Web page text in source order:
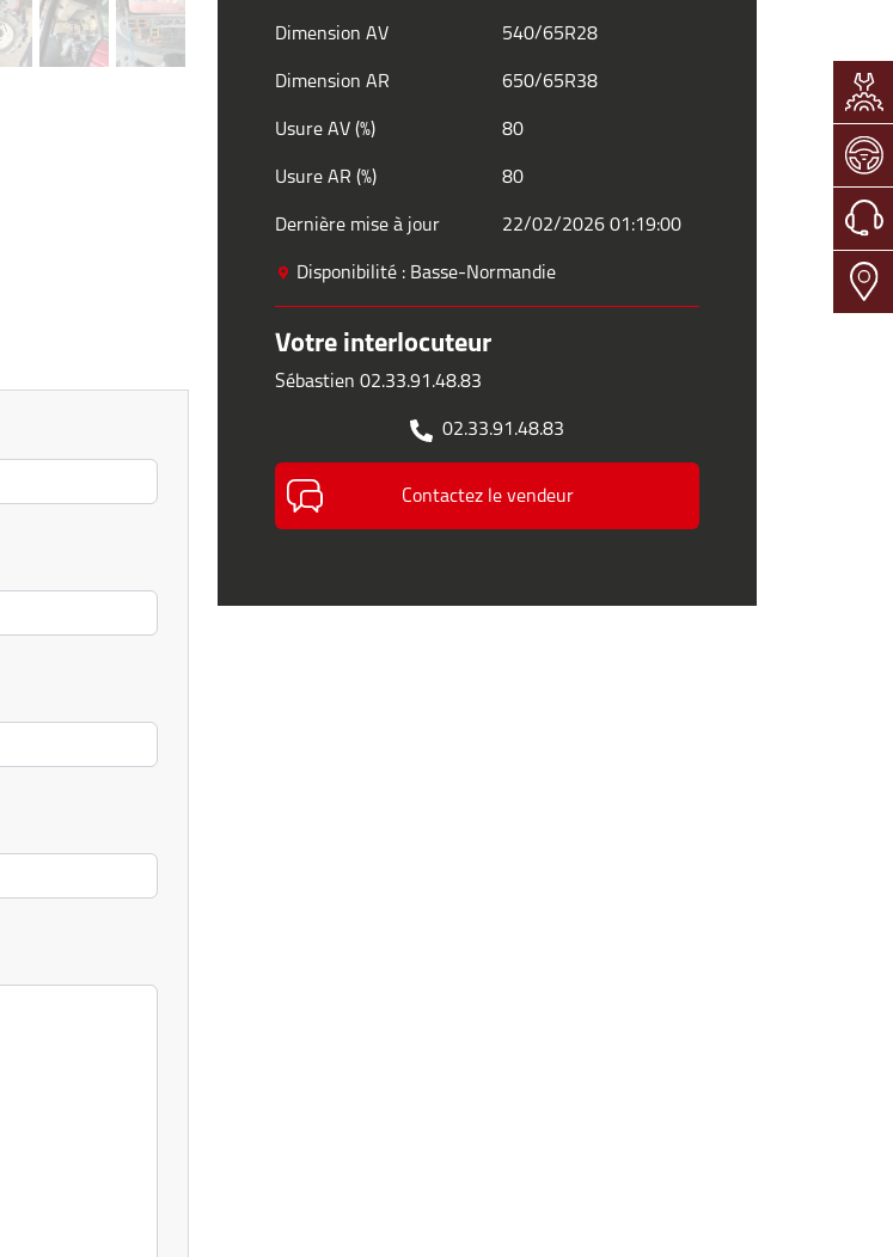
Dimension AV
540/65R28
Dimension AR
650/65R38
Usure AV (%)
80
Usure AR (%)
80
Dernière mise à jour
22/02/2026 01:19:00
Disponibilité : Basse-Normandie
Votre interlocuteur
Sébastien 02.33.91.48.83
02.33.91.48.83
Contactez le vendeur